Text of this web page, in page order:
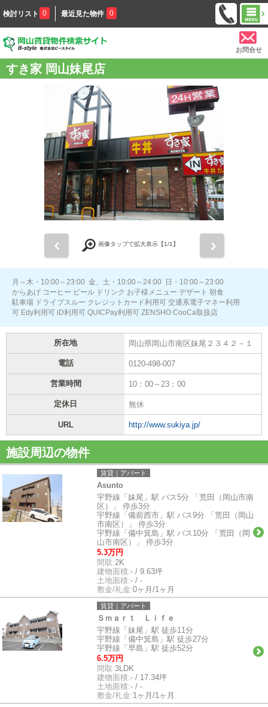
検討リスト 0 最近見た物件 0
お問合せ
すき家 岡山妹尾店
画像タップで拡大表示【1/1】
月～木・10:00～23:00 金、土・10:00～24:00 日・10:00～23:00
からあげ コーヒー ビール ドリンク お子様メニュー デザート 朝食
駐車場 ドライブスルー クレジットカード利用可 交通系電子マネー利用
可 Edy利用可 iD利用可 QUICPay利用可 ZENSHO CooCa取扱店
所在地 岡山県岡山市南区妹尾２３４２－１
電話 0120-498-007
営業時間 10：00～23：00
定休日 無休
URL http://www.sukiya.jp/
施設周辺の物件
賃貸｜アパート
Asunto
宇野線「妹尾」駅 バス5分 「荒田（岡山市南
区）」 停歩3分
宇野線「備前西市」駅 バス9分 「荒田（岡山
市南区）」 停歩3分
宇野線「備中箕島」駅 バス10分 「荒田（岡
山市南区）」 停歩3分
5.3万円
間取:2K
建物面積:- / 9.63坪
土地面積:- / -
敷金/礼金:0ヶ月/1ヶ月
賃貸｜アパート
Ｓｍａｒｔ Ｌｉｆｅ
宇野線「妹尾」駅 徒歩11分
宇野線「備中箕島」駅 徒歩27分
宇野線「早島」駅 徒歩52分
6.5万円
間取:3LDK
建物面積:- / 17.34坪
土地面積:- / -
敷金/礼金:1ヶ月/1ヶ月